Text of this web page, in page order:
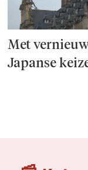
Met
Japanse